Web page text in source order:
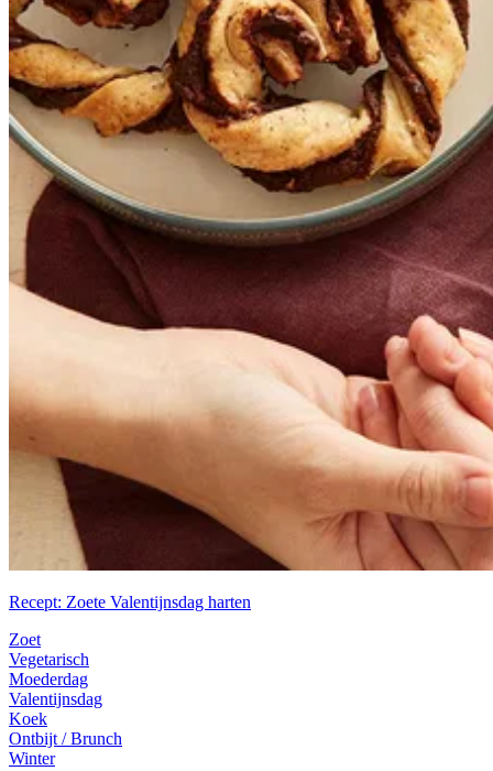
Recept: Zoete Valentijnsdag harten
Zoet
Vegetarisch
Moederdag
Valentijnsdag
Koek
Ontbijt / Brunch
Winter